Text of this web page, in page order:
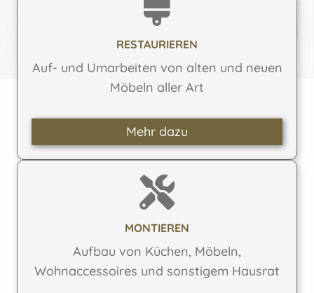
RESTAURIEREN
Auf- und Umarbeiten von alten und neuen
Möbeln aller Art
Mehr dazu
MONTIEREN
Aufbau von Küchen, Möbeln,
Wohnaccessoires und sonstigem Hausrat